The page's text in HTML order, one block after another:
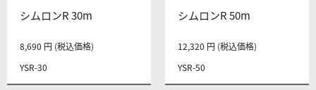
シムロンR 30m
YSR-30
8,690 円 (税込価格)
シムロンR 50m
YSR-50
12,320 円 (税込価格)